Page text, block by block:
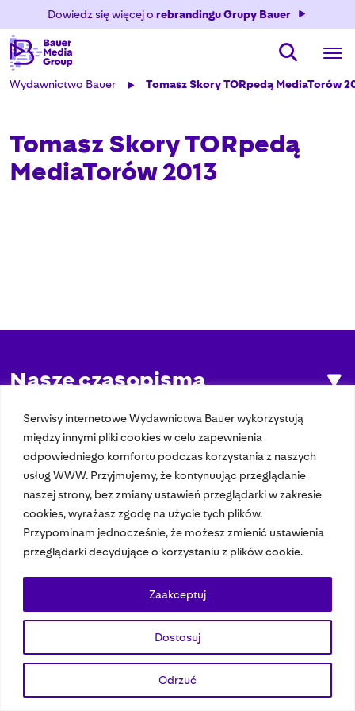
Serwisy internetowe Wydawnictwa Bauer wykorzystują
między innymi pliki cookies w celu zapewnienia
odpowiedniego komfortu podczas korzystania z naszych
usług WWW. Przyjmujemy, że kontynuując przeglądanie
naszej strony, bez zmiany ustawień przeglądarki w zakresie
cookies, wyrażasz zgodę na użycie tych plików.
Przypominam jednocześnie, że możesz zmienić ustawienia
przeglądarki decydujące o korzystaniu z plików cookie.
Dostosuj
Odrzuć
Zaakceptuj
Dowiedz się więcej o rebrandingu Grupy Bauer
Wydawnictwo Bauer Tomasz Skory TORpedą MediaTorów
Tomasz Skory TORpedą
MediaTorów 2013
Nasze czasopisma
Nasze strony
© 2023 Bauer Media Group, All Rights Reserved.
Polityka prywatności
Dane osobowe Wydawca EMFA